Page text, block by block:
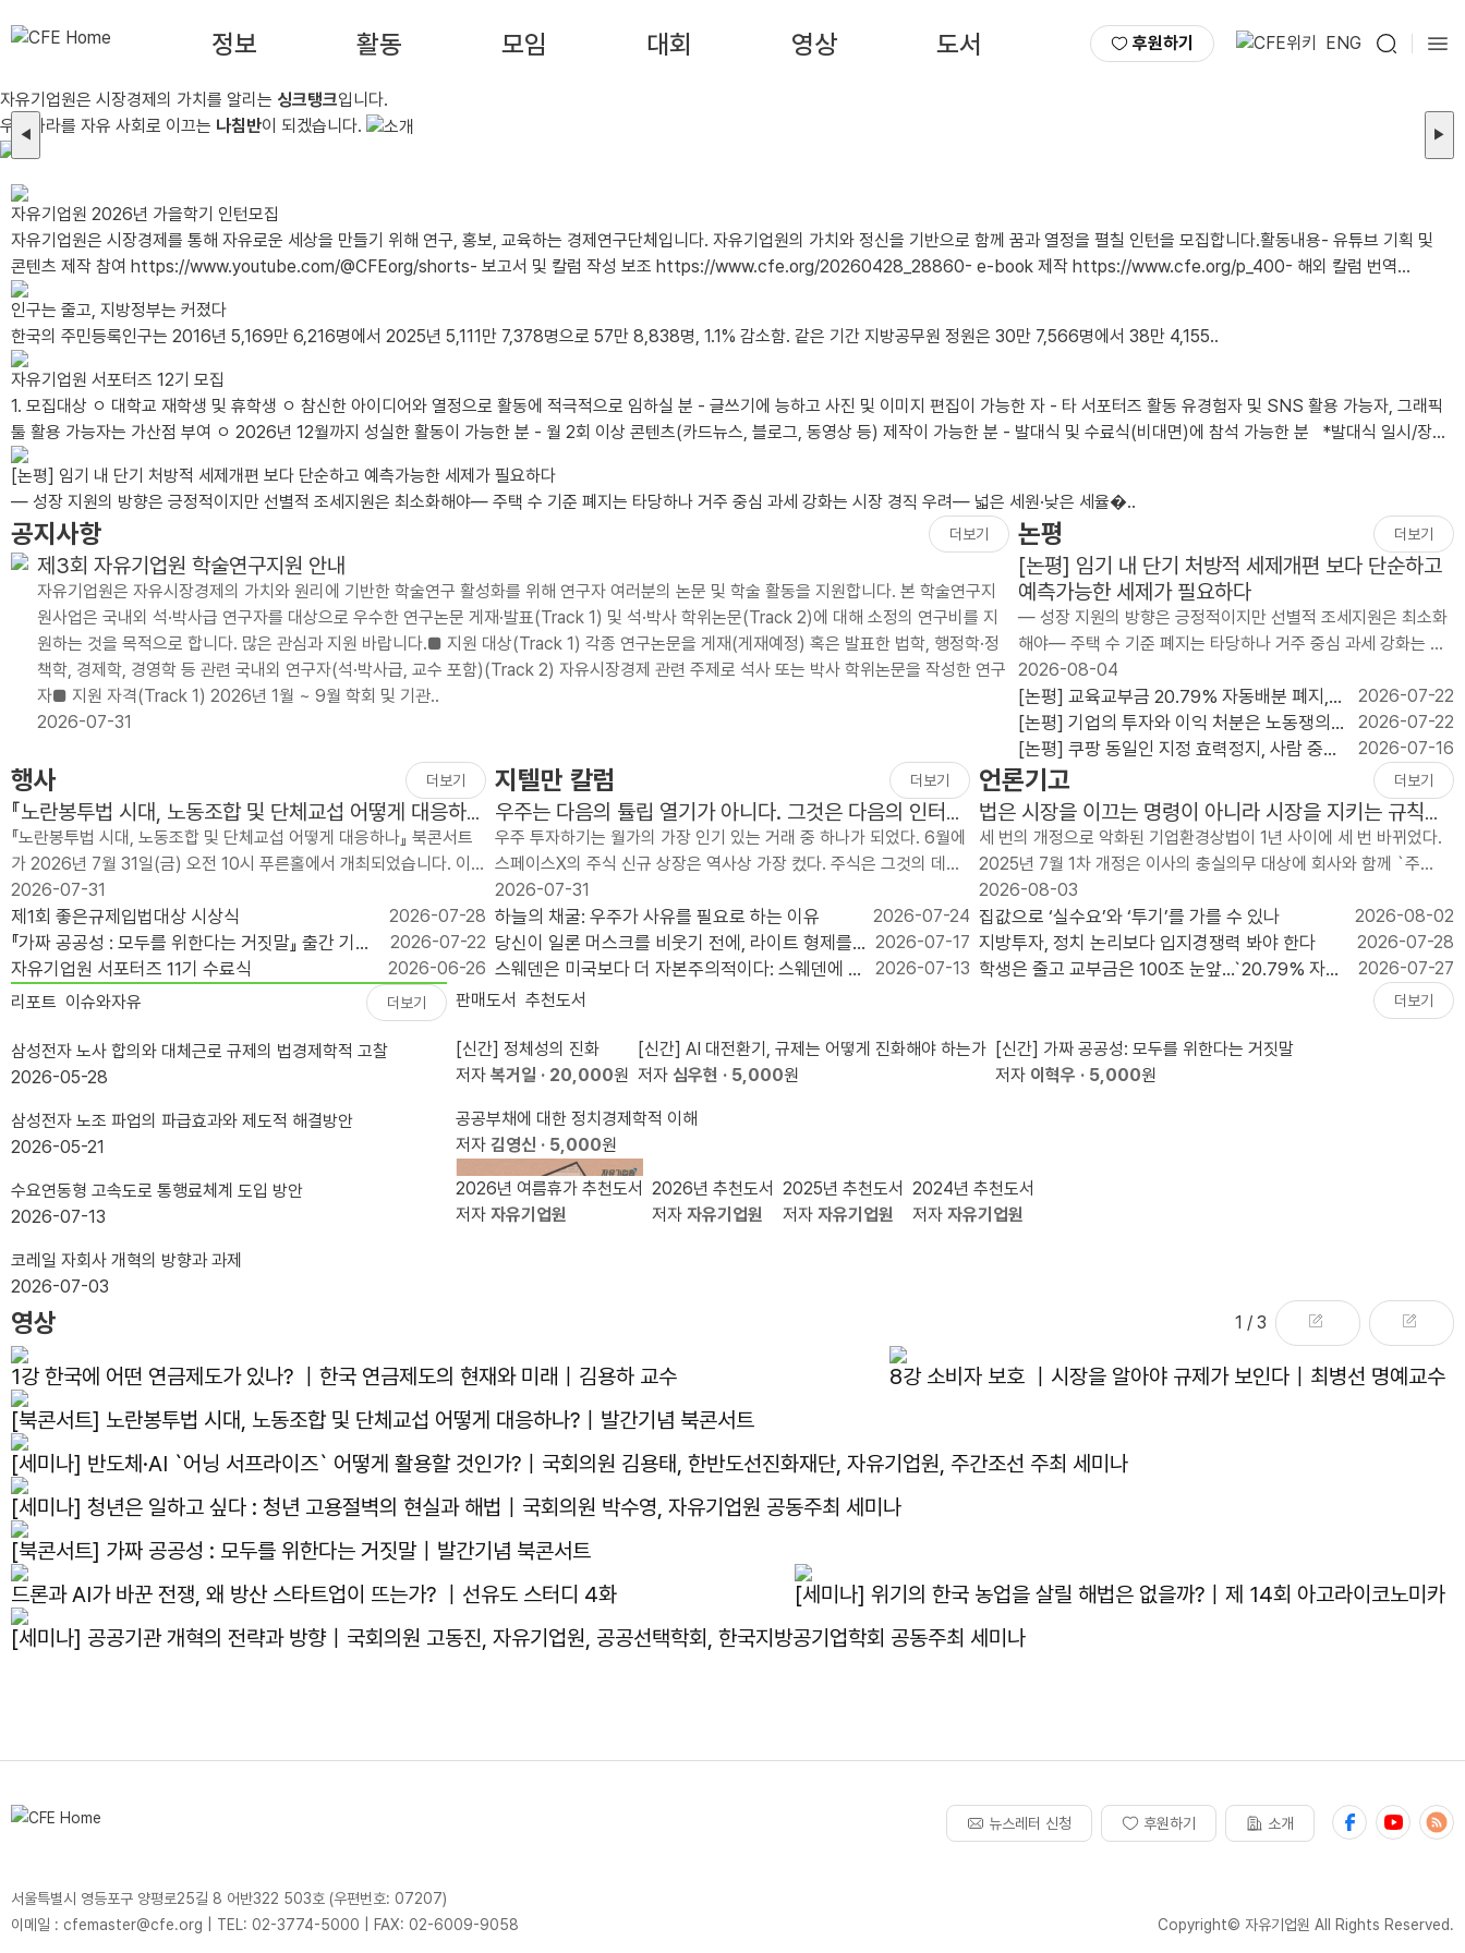
정보 활동 모임 대회 영상 도서 후원하기 ENG
자유기업원은 시장경제의 가치를 알리는 싱크탱크입니다.
우리나라를 자유 사회로 이끄는 나침반이 되겠습니다.
◀ ▶
자유기업원 2026년 가을학기 인턴모집
자유기업원은 시장경제를 통해 자유로운 세상을 만들기 위해 연구, 홍보, 교육하는 경제연구단체입니다. 자유기업원의 가치와 정신을 기반으로 함께 꿈과 열정을 펼칠 인턴을 모집합니다.활동내용- 유튜브 기획 및
콘텐츠 제작 참여 https://www.youtube.com/@CFEorg/shorts- 보고서 및 칼럼 작성 보조 https://www.cfe.org/20260428_28860- e-book 제작 https://www.cfe.org/p_400- 해외 칼럼 번역
https://www.cfe.org/20260625_29144- 세미나 기획 및 진행 https://www.cfe.org/20251021_28221지원자격- 대학 재학생(휴학생 가능) - 상경계&인문계 우대(국문과 등) - 시장 경제에 관심이 있는 자
활동기간- 2026년 9월 1일 ~ 11월 3..
인구는 줄고, 지방정부는 커졌다
한국의 주민등록인구는 2016년 5,169만 6,216명에서 2025년 5,111만 7,378명으로 57만 8,838명, 1.1% 감소함. 같은 기간 지방공무원 정원은 30만 7,566명에서 38만 4,155..
자유기업원 서포터즈 12기 모집
1. 모집대상 ㅇ 대학교 재학생 및 휴학생 ㅇ 참신한 아이디어와 열정으로 활동에 적극적으로 임하실 분 - 글쓰기에 능하고 사진 및 이미지 편집이 가능한 자 - 타 서포터즈 활동 유경험자 및 SNS 활용 가능자, 그래픽
툴 활용 가능자는 가산점 부여 ㅇ 2026년 12월까지 성실한 활동이 가능한 분 - 월 2회 이상 콘텐츠(카드뉴스, 블로그, 동영상 등) 제작이 가능한 분 - 발대식 및 수료식(비대면)에 참석 가능한 분 *발대식 일시/장
[논평] 임기 내 단기 처방적 세제개편 보다 단순하고 예측가능한 세제가 필요하다
— 성장 지원의 방향은 긍정적이지만 선별적 조세지원은 최소화해야— 주택 수 기준 폐지는 타당하나 거주 중심 과세 강화는 시장 경직 우려— 넓은 세원·낮은 세율�..
공지사항 더보기
제3회 자유기업원 학술연구지원 안내
자유기업원은 자유시장경제의 가치와 원리에 기반한 학술연구 활성화를 위해 연구자 여러분의 논문 및 학술 활동을 지원합니다. 본 학술연구지
원사업은 국내외 석·박사급 연구자를 대상으로 우수한 연구논문 게재·발표(Track 1) 및 석·박사 학위논문(Track 2)에 대해 소정의 연구비를 지
원하는 것을 목적으로 합니다. 많은 관심과 지원 바랍니다.■ 지원 대상(Track 1) 각종 연구논문을 게재(게재예정) 혹은 발표한 법학, 행정학·정
책학, 경제학, 경영학 등 관련 국내외 연구자(석·박사급, 교수 포함)(Track 2) 자유시장경제 관련 주제로 석사 또는 박사 학위논문을 작성한 연구
자■ 지원 자격(Track 1) 2026년 1월 ~ 9월 학회 및 기관..
2026-07-31
논평 더보기
[논평] 임기 내 단기 처방적 세제개편 보다 단순하고
예측가능한 세제가 필요하다
— 성장 지원의 방향은 긍정적이지만 선별적 조세지원은 최소화
해야— 주택 수 기준 폐지는 타당하나 거주 중심 과세 강화는 시
장 경직 우려— 넓은 세원·낮은 세율�..
2026-08-04
[논평] 교육교부금 20.79% 자동배분 폐지,
늦었지만 반드시 가야 할 재정개혁이다
2026-07-22
[논평] 기업의 투자와 이익 처분은 노동쟁의
대상이 될 수 없다
2026-07-22
[논평] 쿠팡 동일인 지정 효력정지, 사람 중심
규제 전면 재검토해야
2026-07-16
행사 더보기
『노란봉투법 시대, 노동조합 및 단체교섭 어떻게 대응하
나?』 출간 기념 북콘서트
『노란봉투법 시대, 노동조합 및 단체교섭 어떻게 대응하나』 북콘서트
가 2026년 7월 31일(금) 오전 10시 푸른홀에서 개최되었습니다. 이번
행사는 개정 노란봉투법 ..
2026-07-31
제1회 좋은규제입법대상 시상식 2026-07-28
『가짜 공공성 : 모두를 위한다는 거짓말』 출간 기념
북콘서트
2026-07-22
자유기업원 서포터즈 11기 수료식 2026-06-26
지텔만 칼럼 더보기
우주는 다음의 튤립 열기가 아니다. 그것은 다음의 인터넷
이다.
우주 투자하기는 월가의 가장 인기 있는 거래 중 하나가 되었다. 6월에
스페이스X의 주식 신규 상장은 역사상 가장 컸다. 주식은 그것의 데뷔
후 처음 급등하여, 주당 $2..
2026-07-31
하늘의 채굴: 우주가 사유를 필요로 하는 이유 2026-07-24
당신이 일론 머스크를 비웃기 전에, 라이트 형제를
상기하라
2026-07-17
스웨덴은 미국보다 더 자본주의적이다: 스웨덴에 관
한 영화가 라스베이거스 영화제에서 상을 받다
2026-07-13
언론기고 더보기
법은 시장을 이끄는 명령이 아니라 시장을 지키는 규칙이
어야 한다
세 번의 개정으로 악화된 기업환경상법이 1년 사이에 세 번 바뀌었다.
2025년 7월 1차 개정은 이사의 충실의무 대상에 회사와 함께 `주
주’를 넣었고, 사외이사의 이름..
2026-08-03
집값으로 ‘실수요’와 ‘투기’를 가를 수 있나 2026-08-02
지방투자, 정치 논리보다 입지경쟁력 봐야 한다 2026-07-28
학생은 줄고 교부금은 100조 눈앞...`20.79% 자동
2026-07-27
리포트 이슈와자유 더보기
삼성전자 노사 합의와 대체근로 규제의 법경제학적 고찰
2026-05-28
삼성전자 노조 파업의 파급효과와 제도적 해결방안
2026-05-21
수요연동형 고속도로 통행료체계 도입 방안
2026-07-13
코레일 자회사 개혁의 방향과 과제
2026-07-03
판매도서 추천도서 더보기
[신간] 정체성의 진화
저자 복거일 · 20,000원
[신간] AI 대전환기, 규제는 어떻게 진화해야 하는가
저자 심우현 · 5,000원
[신간] 가짜 공공성: 모두를 위한다는 거짓말
저자 이혁우 · 5,000원
공공부채에 대한 정치경제학적 이해
저자 김영신 · 5,000원
2026년 여름휴가 추천도서
저자 자유기업원
2026년 추천도서
저자 자유기업원
2025년 추천도서
저자 자유기업원
2024년 추천도서
저자 자유기업원
영상 1 / 3
1강 한국에 어떤 연금제도가 있나? ｜한국 연금제도의 현재와 미래｜김용하 교수
8강 소비자 보호 ｜시장을 알아야 규제가 보인다｜최병선 명예교수
[북콘서트] 노란봉투법 시대, 노동조합 및 단체교섭 어떻게 대응하나?｜발간기념 북콘서트
[세미나] 반도체·AI `어닝 서프라이즈` 어떻게 활용할 것인가?｜국회의원 김용태, 한반도선진화재단, 자유기업원, 주간조선 주최 세미나
[세미나] 청년은 일하고 싶다 : 청년 고용절벽의 현실과 해법｜국회의원 박수영, 자유기업원 공동주최 세미나
[북콘서트] 가짜 공공성 : 모두를 위한다는 거짓말｜발간기념 북콘서트
드론과 AI가 바꾼 전쟁, 왜 방산 스타트업이 뜨는가? ｜선유도 스터디 4화
[세미나] 위기의 한국 농업을 살릴 해법은 없을까?｜제 14회 아고라이코노미카
[세미나] 공공기관 개혁의 전략과 방향｜국회의원 고동진, 자유기업원, 공공선택학회, 한국지방공기업학회 공동주최 세미나
뉴스레터 신청 후원하기 소개
서울특별시 영등포구 양평로25길 8 어반322 503호 (우편번호: 07207)
이메일 : cfemaster@cfe.org
TEL: 02-3774-5000 FAX: 02-6009-9058 Copyright© 자유기업원 All Rights Reserved.